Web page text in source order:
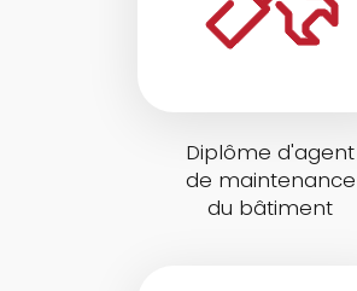
Diplôme d'agent
de maintenance
du bâtiment